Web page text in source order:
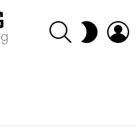
SEARCH SWITCH
SKIN